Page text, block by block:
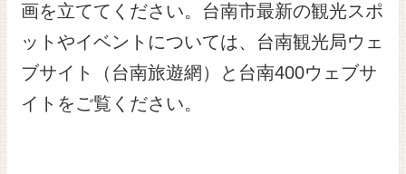
画を立ててください。台南市最新の観光スポ
ットやイベントについては、台南観光局ウェ
ブサイト（台南旅遊網）と台南400ウェブサ
イトをご覧ください。